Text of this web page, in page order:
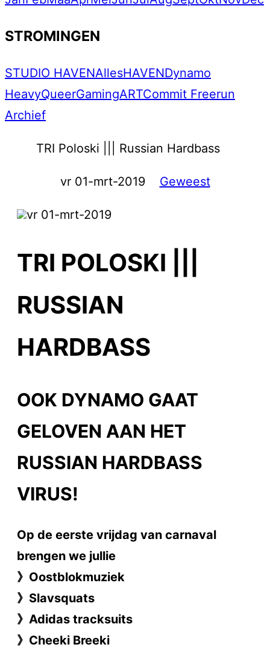
STROMINGEN
STUDIO HAVENAllesHAVENDynamo
HeavyQueerGamingARTCommit Freerun
Archief
TRI Poloski ||| Russian Hardbass
vr 01-mrt-2019 Geweest
vr 01-mrt-2019
TRI POLOSKI |||
RUSSIAN
HARDBASS
OOK DYNAMO GAAT
GELOVEN AAN HET
RUSSIAN HARDBASS
VIRUS!
Op de eerste vrijdag van carnaval
brengen we jullie
》Oostblokmuziek
》Slavsquats
》Adidas tracksuits
》Cheeki Breeki